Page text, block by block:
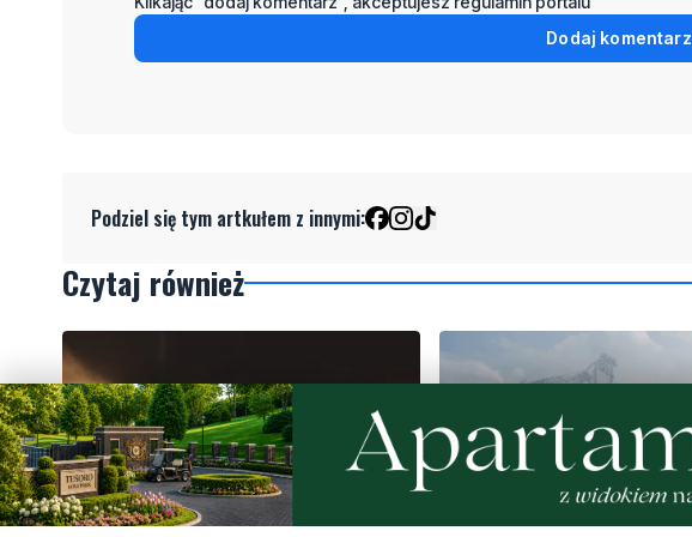
Dodaj komentarz
Podziel się tym artkułem z innymi:
Czytaj również
NOWE